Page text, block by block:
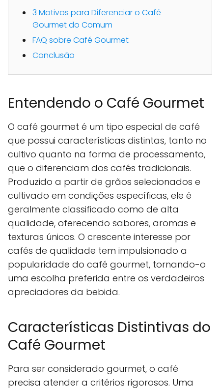
3 Motivos para Diferenciar o Café
Gourmet do Comum
FAQ sobre Café Gourmet
Conclusão
Entendendo o Café Gourmet
O café gourmet é um tipo especial de café
que possui características distintas, tanto no
cultivo quanto na forma de processamento,
que o diferenciam dos cafés tradicionais.
Produzido a partir de grãos selecionados e
cultivado em condições específicas, ele é
geralmente classificado como de alta
qualidade, oferecendo sabores, aromas e
texturas únicos. O crescente interesse por
cafés de qualidade tem impulsionado a
popularidade do café gourmet, tornando-o
uma escolha preferida entre os verdadeiros
apreciadores da bebida.
Características Distintivas do
Café Gourmet
Para ser considerado gourmet, o café
precisa atender a critérios rigorosos. Uma